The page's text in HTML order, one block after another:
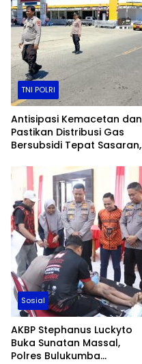
TNI POLRI
Antisipasi Kemacetan dan
Pastikan Distribusi Gas
Bersubsidi Tepat Sasaran,
Patroli
Sosial
AKBP Stephanus Luckyto
Buka Sunatan Massal,
Polres Bulukumba